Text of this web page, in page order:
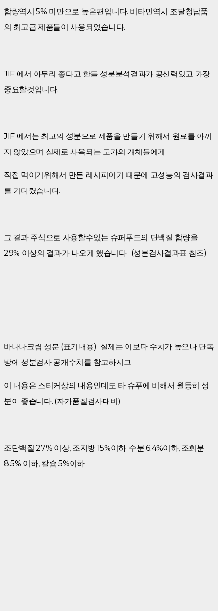
함량역시 5% 미만으로 높은편입니다. 비타민역시 조달청납품
의 최고급 제품들이 사용되었습니다.
JIF 에서 아무리 좋다고 한들 성분분석결과가 공신력있고 가장
중요할것입니다.
JIF 에서는 최고의 성분으로 제품을 만들기 위해서 원료를 아끼
지 않았으며 실제로 사육되는 고가의 개체들에게
직접 먹이기위해서 만든 레시피이기 때문에 고성능의 검사결과
를 기다렸습니다.
그 결과 주식으로 사용할수있는 슈퍼푸드의 단백질 함량을
29% 이상의 결과가 나오게 했습니다. (성분검사결과표 참조)
바나나크림 성분 (표기내용) 실제는 이보다 수치가 높으나 단톡
방에 성분검사 공개수치를 참고하시고
이 내용은 스티커상의 내용인데도 타 슈푸에 비해서 월등히 성
분이 좋습니다. (자가품질검사대비)
조단백질 27% 이상, 조지방 15%이하, 수분 6.4%이하, 조회분
8.5% 이하, 칼슘 5%이하